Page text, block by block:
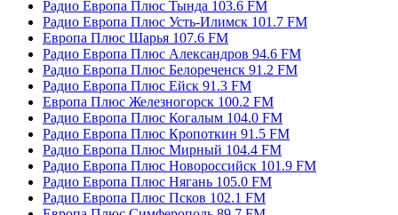
Радио Европа Плюс Тында 103.6 FM
Радио Европа Плюс Усть-Илимск 101.7 FM
Европа Плюс Шарья 107.6 FM
Радио Европа Плюс Александров 94.6 FM
Радио Европа Плюс Белореченск 91.2 FM
Радио Европа Плюс Ейск 91.3 FM
Европа Плюс Железногорск 100.2 FM
Радио Европа Плюс Когалым 104.0 FM
Радио Европа Плюс Кропоткин 91.5 FM
Радио Европа Плюс Мирный 104.4 FM
Радио Европа Плюс Новороссийск 101.9 FM
Радио Европа Плюс Нягань 105.0 FM
Радио Европа Плюс Псков 102.1 FM